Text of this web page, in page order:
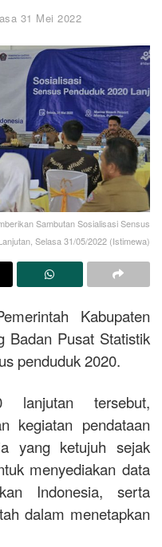
31 Mei 2022
Sambutan Sosialisasi Sensus
Selasa 31/05/2022 (Istimewa)
Kabupaten
Badan Pusat Statistik
penduduk 2020.
lanjutan tersebut,
kegiatan pendataan
yang ketujuh sejak
menyediakan data
Indonesia, serta
dalam menetapkan